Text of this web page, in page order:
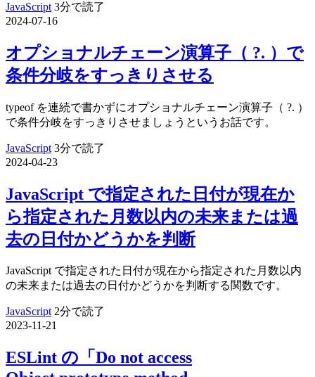
JavaScript 3分で読了
2024-07-16
オプショナルチェーン演算子（ ?. ）で
条件分岐をすっきりさせる
typeof を連続で書かずにオプショナルチェーン演算子（ ?. ）
で条件分岐をすっきりさせましょうというお話です。
JavaScript 3分で読了
2024-04-23
JavaScript で指定された日付が現在か
ら指定された月数以内の未来または過
去の日付かどうかを判断
JavaScript で指定された日付が現在から指定された月数以内
の未来または過去の日付かどうかを判断する関数です。
JavaScript 2分で読了
2023-11-21
ESLint の「Do not access